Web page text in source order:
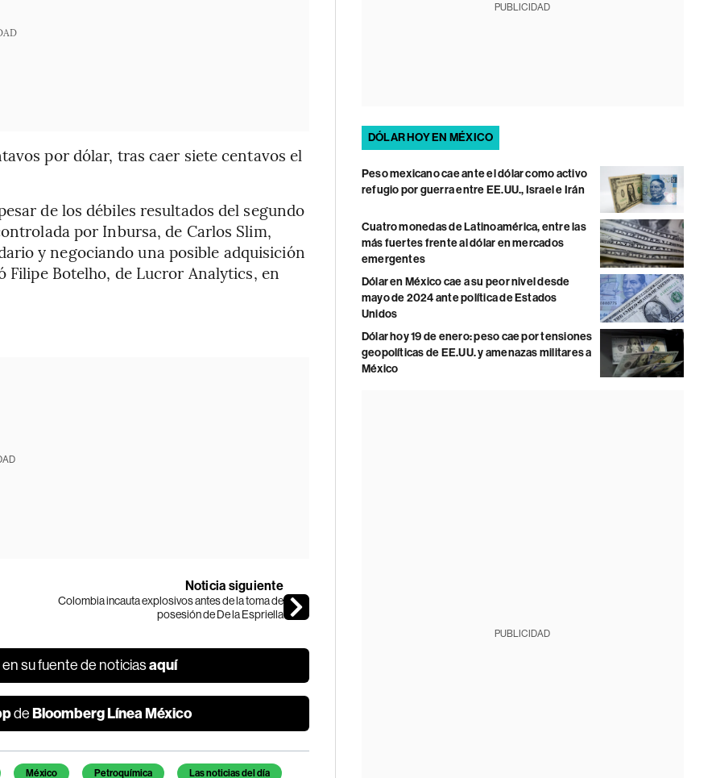
por dólar, tras caer siete centavos el
de los débiles resultados del segundo
por Inbursa, de Carlos Slim,
y negociando una posible adquisición
Filipe Botelho, de Lucror Analytics, en
Noticia siguiente
Colombia incauta explosivos antes de la toma de
posesión de De la Espriella
en su fuente de noticiasaquí
de Bloomberg Línea México
México Petroquímica Las noticias del día
PUBLICIDAD
DÓLAR HOY EN MÉXICO
Peso mexicano cae ante el dólar como activo
refugio por guerra entre EE.UU., Israel e Irán
Cuatro monedas de Latinoamérica, entre las
más fuertes frente al dólar en mercados
emergentes
Dólar en México cae a su peor nivel desde
mayo de 2024 ante política de Estados
Unidos
Dólar hoy 19 de enero: peso cae por tensiones
geopolíticas de EE.UU. y amenazas militares a
México
PUBLICIDAD